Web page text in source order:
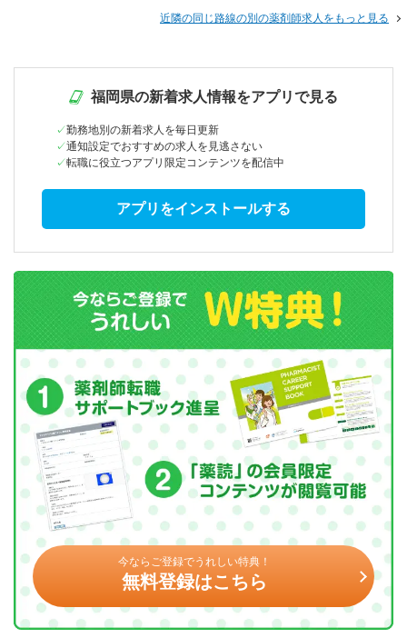
近隣の同じ路線の別の薬剤師求人をもっと見る
福岡県の新着求人情報をアプリで見る
勤務地別の新着求人を毎日更新
通知設定でおすすめの求人を見逃さない
転職に役立つアプリ限定コンテンツを配信中
アプリをインストールする
今ならご登録でうれしい特典！
無料登録はこちら